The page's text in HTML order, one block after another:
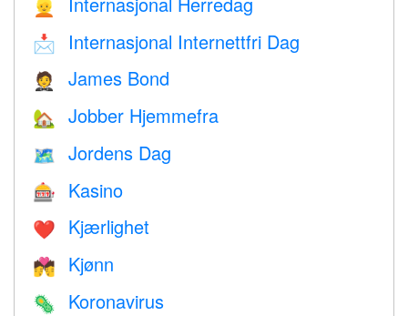
👱
📩 Internasjonal Internettfri Dag
🤵 James Bond
🏡 Jobber Hjemmefra
🗺️ Jordens Dag
🎰 Kasino
❤️️ Kjærlighet
💏 Kjønn
🦠 Koronavirus